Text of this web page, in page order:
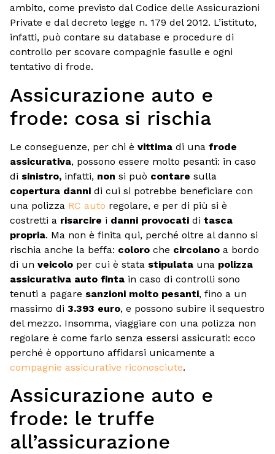
ambito, come previsto dal Codice delle Assicurazioni
Private e dal decreto legge n. 179 del 2012. L’istituto,
infatti, può contare su database e procedure di
controllo per scovare compagnie fasulle e ogni
tentativo di frode.
Assicurazione auto e
frode: cosa si rischia
Le conseguenze, per chi è vittima di una frode
assicurativa, possono essere molto pesanti: in caso
di sinistro, infatti, non si può contare sulla
copertura danni di cui si potrebbe beneficiare con
una polizza RC auto regolare, e per di più si è
costretti a risarcire i danni provocati di tasca
propria. Ma non è finita qui, perché oltre al danno si
rischia anche la beffa: coloro che circolano a bordo
di un veicolo per cui è stata stipulata una polizza
assicurativa auto finta in caso di controlli sono
tenuti a pagare sanzioni molto pesanti, fino a un
massimo di 3.393 euro, e possono subire il sequestro
del mezzo. Insomma, viaggiare con una polizza non
regolare è come farlo senza essersi assicurati: ecco
perché è opportuno affidarsi unicamente a
compagnie assicurative riconosciute.
Assicurazione auto e
frode: le truffe
all’assicurazione